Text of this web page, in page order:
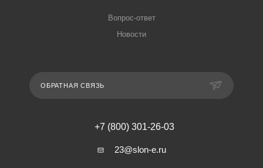
Вопрос-ответ
Новости
ОБРАТНАЯ СВЯЗЬ
+7 (800) 301-26-03
23@slon-e.ru